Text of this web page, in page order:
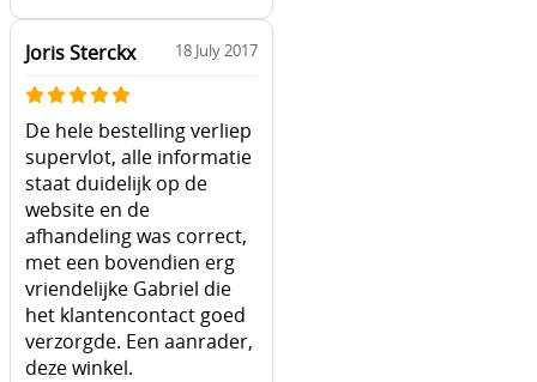
Joris Sterckx 18 July 2017
De hele bestelling verliep
supervlot, alle informatie
staat duidelijk op de
website en de
afhandeling was correct,
met een bovendien erg
vriendelijke Gabriel die
het klantencontact goed
verzorgde. Een aanrader,
deze winkel.